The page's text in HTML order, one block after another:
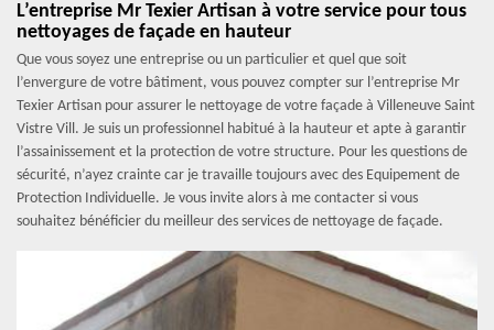
L’entreprise Mr Texier Artisan à votre service pour tous
nettoyages de façade en hauteur
Que vous soyez une entreprise ou un particulier et quel que soit
l’envergure de votre bâtiment, vous pouvez compter sur l’entreprise Mr
Texier Artisan pour assurer le nettoyage de votre façade à Villeneuve Saint
Vistre Vill. Je suis un professionnel habitué à la hauteur et apte à garantir
l’assainissement et la protection de votre structure. Pour les questions de
sécurité, n’ayez crainte car je travaille toujours avec des Equipement de
Protection Individuelle. Je vous invite alors à me contacter si vous
souhaitez bénéficier du meilleur des services de nettoyage de façade.